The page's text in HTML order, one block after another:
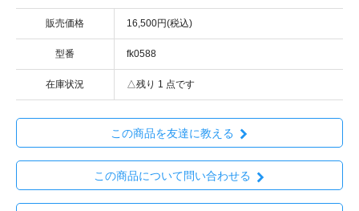
販売価格 16,500円(税込)
型番 fk0588
在庫状況 △残り 1 点です
この商品を友達に教える
この商品について問い合わせる